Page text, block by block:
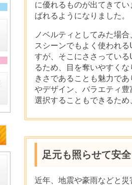
に優れるものが出てきて
ばれるようになりました。
ノベルティとしてみた場合
スシーンでもよく使われ
すが、そこにささってい
るため、目を奪いやすく
きさであることも魅力で
やデザイン、バラエティ
選択することもできるた
足元も照らせて安
近年、地震や豪雨などと